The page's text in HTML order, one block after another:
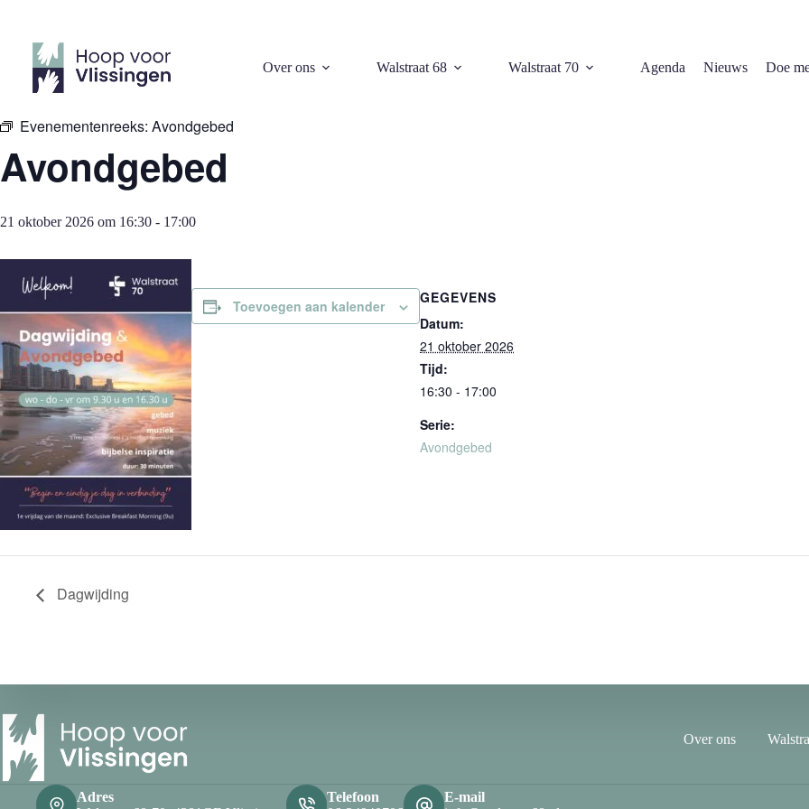
inhoud
Over ons Walstraat 68 Walstraat 70 Agenda Nieuws Doe
« Alle Evenementen
Evenementenreeks: Avondgebed
Avondgebed
21 oktober 2026 om 16:30 - 17:00
Toevoegen aan kalender
GEGEVENS
Datum:
21 oktober 2026
Tijd:
16:30 - 17:00
Serie:
Avondgebed
Dagwijding
Over ons
Adres
Telefoon
E-mail